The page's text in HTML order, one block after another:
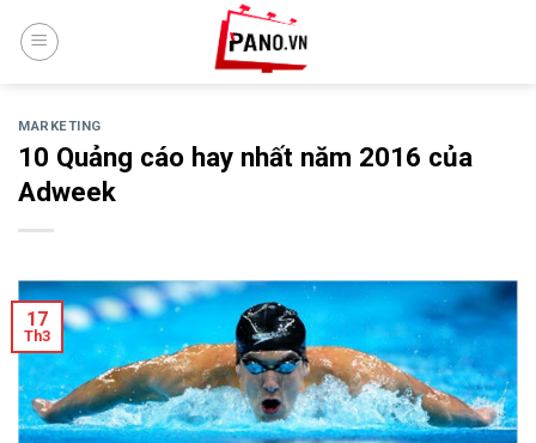
MARKETING
10 Quảng cáo hay nhất năm 2016 của
Adweek
17
Th3